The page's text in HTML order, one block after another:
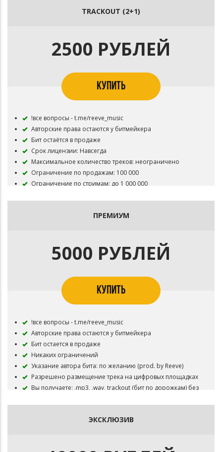
Разрешено размещение трека на цифровых площадках
TRACKOUT (2+1)
2500 РУБЛЕЙ
КУПИТЬ
!все вопросы - t.me/reeve_music
Авторские права остаются у битмейкера
Бит остаётся в продаже
Срок лицензии: Навсегда
Максимальное количество треков: неограничено
Ограничение по продажам: 100 000
Ограничение по стримам: до 1 000 000
Разрешено размещение трека на цифровых площадках
ПРЕМИУМ
5000 РУБЛЕЙ
КУПИТЬ
!все вопросы - t.me/reeve_music
Авторские права остаются у битмейкера
Бит остается в продаже
Никаких ограничений
Указание автора бита: по желанию (prod. by Reeve)
Разрешено размещение трека на цифровых площадках
Вы получаете: .mp3, .wav, trackout (бит по дорожкам) без
ЭКСКЛЮЗИВ